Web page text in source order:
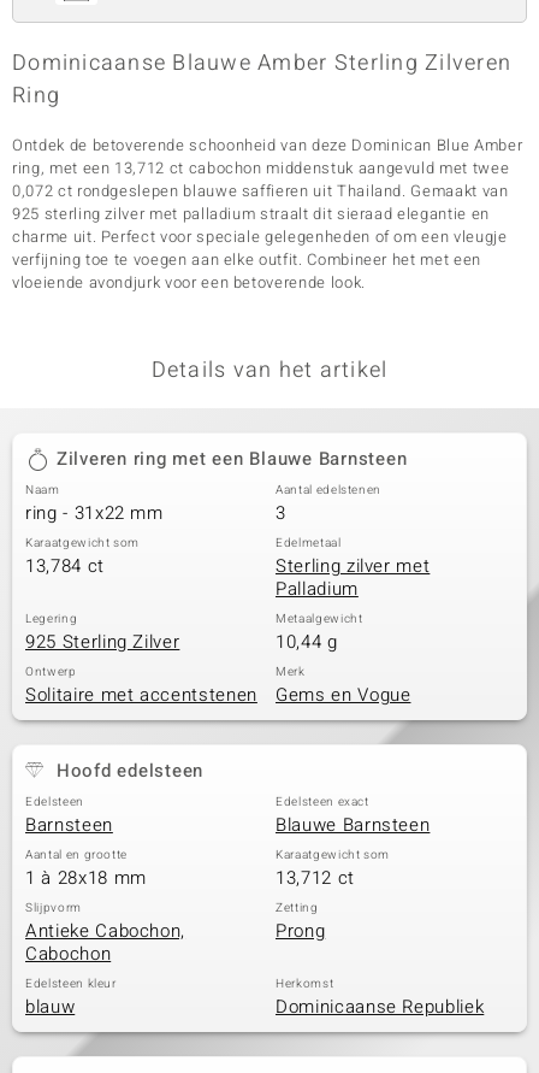
Dominicaanse Blauwe Amber Sterling Zilveren
Ring
Ontdek de betoverende schoonheid van deze Dominican Blue Amber
ring, met een 13,712 ct cabochon middenstuk aangevuld met twee
0,072 ct rondgeslepen blauwe saffieren uit Thailand. Gemaakt van
925 sterling zilver met palladium straalt dit sieraad elegantie en
charme uit. Perfect voor speciale gelegenheden of om een vleugje
verfijning toe te voegen aan elke outfit. Combineer het met een
vloeiende avondjurk voor een betoverende look.
Details van het artikel
Zilveren ring met een Blauwe Barnsteen
Naam
ring - 31x22 mm
Aantal edelstenen
3
Karaatgewicht som
13,784 ct
Edelmetaal
Sterling zilver met
Palladium
Legering
925 Sterling Zilver
Metaalgewicht
10,44 g
Ontwerp
Solitaire met accentstenen
Merk
Gems en Vogue
Hoofd edelsteen
Edelsteen
Barnsteen
Edelsteen exact
Blauwe Barnsteen
Aantal en grootte
1 à 28x18 mm
Karaatgewicht som
13,712 ct
Slijpvorm
Antieke Cabochon,
Cabochon
Zetting
Prong
Edelsteen kleur
blauw
Herkomst
Dominicaanse Republiek